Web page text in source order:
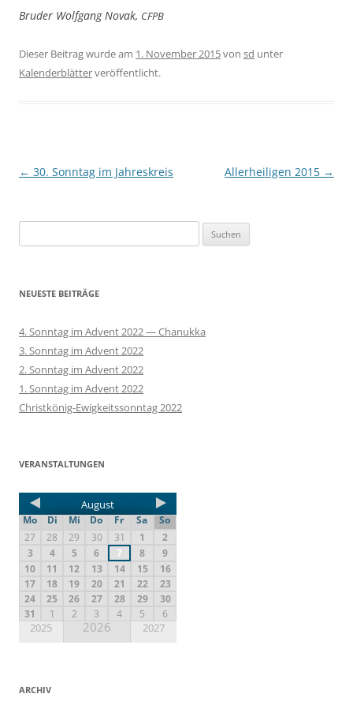
Bru­der Wolf­gang Novak, CFPB
Dieser Beitrag wurde am 1. November 2015von sd unter
Kalenderblätterveröffentlicht.
Beitragsnavigation
← 30. Sonntag im Jahreskreis Allerheiligen 2015 →
nach:
NEUESTE BEITRÄGE
4. Sonntag im Advent 2022 — Chanukka
3. Sonntag im Advent 2022
2. Sonntag im Advent 2022
1. Sonntag im Advent 2022
Christkönig-Ewigkeitssonntag 2022
VERANSTALTUNGEN
August
Mo Di Mi Do Fr Sa
So
27
28 29 30 31 1
2
3
4 5 6 7 8
9
10
11 12 13 14 15
16
17
18 19 20 21 22
23
24
25 26 27 28 29
30
31
1 2 3 4 5 6
2025 2026 2027
ARCHIV